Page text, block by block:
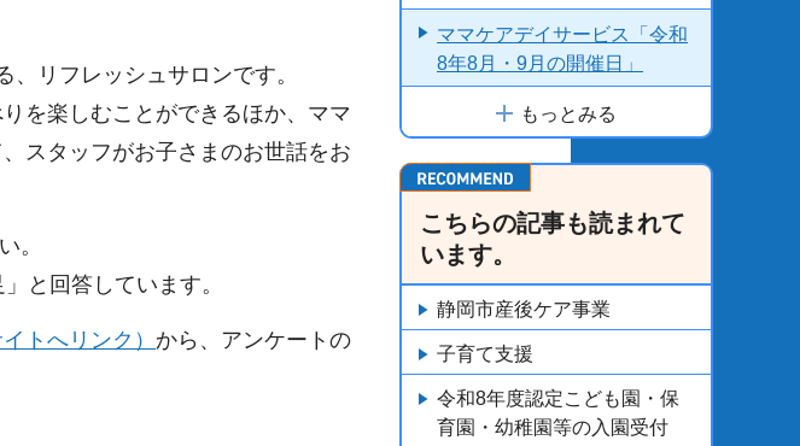
リフレッシュサロンです。
を楽しむことができるほか、ママ
スタッフがお子さまのお世話をお
。
と回答しています。
トへリンク） から、アンケートの
ママケアデイサービス「令和
8年8月・9月の開催日」
もっとみる
こちらの記事も読まれて
います。
静岡市産後ケア事業
子育て支援
令和8年度認定こども園・保
育園・幼稚園等の入園受付